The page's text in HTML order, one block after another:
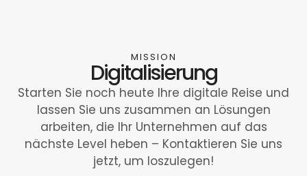
MISSION
Digitalisierung
Starten Sie noch heute Ihre digitale Reise und
lassen Sie uns zusammen an Lösungen
arbeiten, die Ihr Unternehmen auf das
nächste Level heben – Kontaktieren Sie uns
jetzt, um loszulegen!